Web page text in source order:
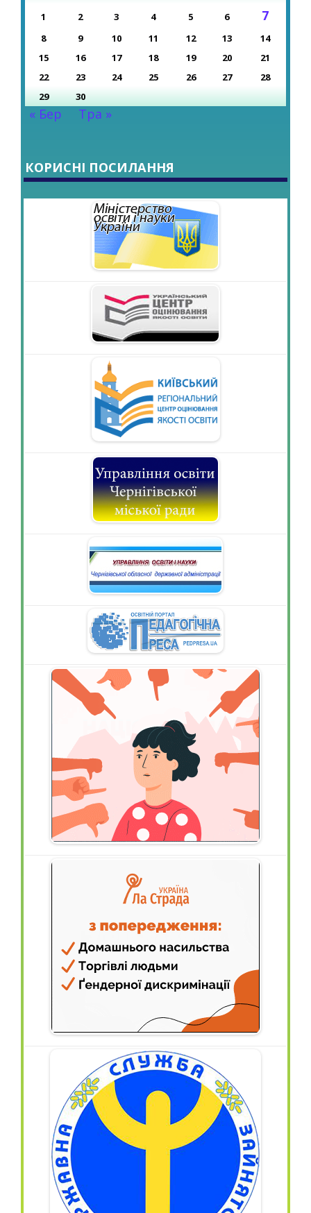
1 2 3 4 5 6 7
8 9 10 11 12 13
14
15
16 17 18 19 20
21
22
23 24 25 26 27
28
29
30
« Бер Тра »
КОРИСНІ ПОСИЛАННЯ